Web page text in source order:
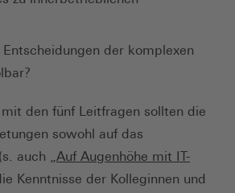
der komplexen
den fünf Leitfragen sollten die
sowohl auf das
auch „Auf Augenhöhe mit IT-
Kenntnisse der Kolleginnen und